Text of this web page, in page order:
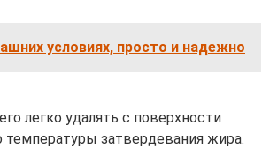
условиях, просто и надежно
легко удалять с поверхности
затвердевания жира.